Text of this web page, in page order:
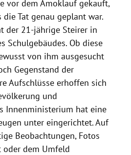
vor dem Amoklauf gekauft,
Tat genau geplant war.
der 21-jährige Steirer in
Schulgebäudes. Ob diese
von ihm ausgesucht
Gegenstand der
Aufschlüsse erhoffen sich
und
Innenministerium hat eine
unter eingerichtet. Auf
Beobachtungen, Fotos
oder dem Umfeld